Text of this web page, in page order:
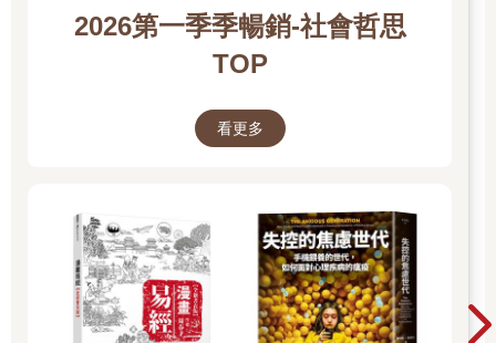
2026第一季季暢銷-社會哲思
TOP
看更多